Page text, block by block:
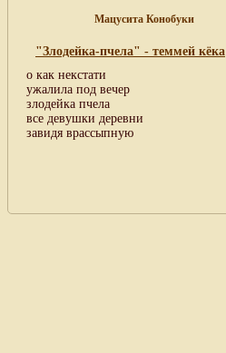
Мацусита Конобуки
"Злодейка-пчела" - теммей кёка
о как некстати
ужалила под вечер
злодейка пчела
все девушки деревни
завидя врассыпную